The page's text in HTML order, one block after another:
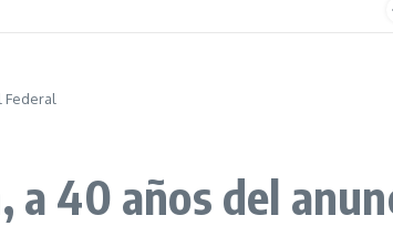
Federal
40 años del